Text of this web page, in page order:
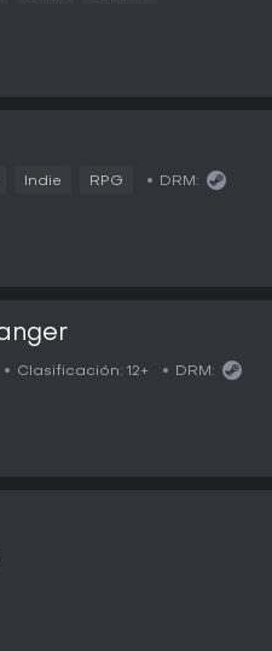
Indie RPG DRM:
Clasificación: 12+ DRM: